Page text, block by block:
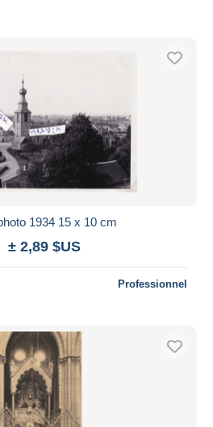
1934 15 x 10 cm
± 2,89 $US
Professionnel